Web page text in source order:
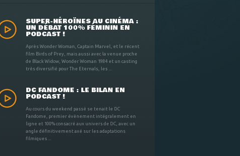
SUPER-HÉROÏNES AU CINÉMA :
UN DÉBAT 100% FÉMININ EN
PODCAST !
Après Wonder Woman, Captain Marvel, et le récent
film Birds of Prey, mais aussi avec la venue proche
de Black Widow, Wonder Woman 1984 et un casting
très diversifié pour The Eternals, les ...
DC FANDOME : LE BILAN EN
PODCAST !
Au cours du weekend passé se tenait le DC
Fandome, premier évènement intégralement en
ligne et 100% consacré aux univers de DC, avec un
angle définitivement axé sur les adaptations
filmiques ...